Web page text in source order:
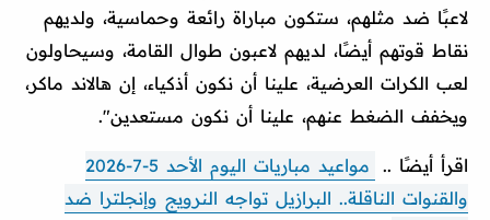
لاعبًا ضد مثلهم، ستكون مباراة رائعة وحماسية، ولديهم
نقاط قوتهم أيضًا، لديهم لاعبون طوال القامة، وسيحاولون
لعب الكرات العرضية، علينا أن نكون أذكياء، إن هالاند ماكر،
ويخفف الضغط عنهم، علينا أن نكون مستعدين".
اقرأ أيضًا ..
مواعيد مباريات اليوم الأحد 5-7-2026
والقنوات الناقلة.. البرازيل تواجه النرويج وإنجلترا ضد